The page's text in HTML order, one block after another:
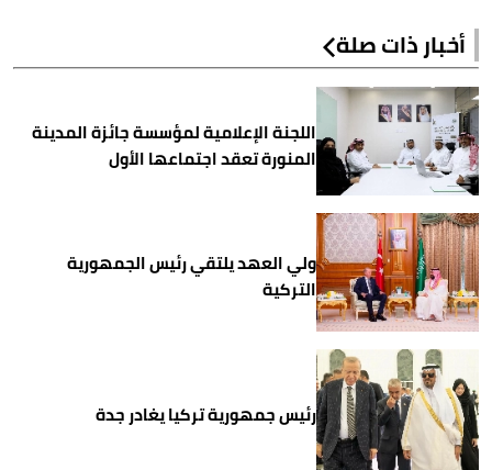
أخبار ذات صلة
اللجنة الإعلامية لمؤسسة جائزة المدينة
المنورة تعقد اجتماعها الأول
ولي العهد يلتقي رئيس الجمهورية
التركية
رئيس جمهورية تركيا يغادر جدة